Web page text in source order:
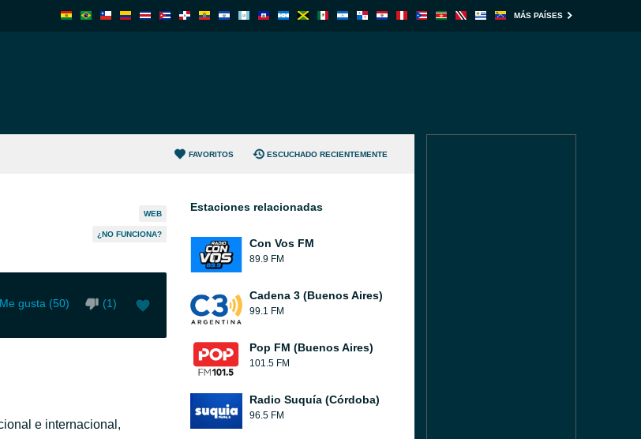
MÁS PAÍSES
FAVORITOS ESCUCHADO RECIENTEMENTE
WEB
¿NO FUNCIONA?
Me gusta (50) (1)
e internacional,
Estaciones relacionadas
Con Vos FM
89.9 FM
Cadena 3 (Buenos Aires)
99.1 FM
Pop FM (Buenos Aires)
101.5 FM
Radio Suquía (Córdoba)
96.5 FM